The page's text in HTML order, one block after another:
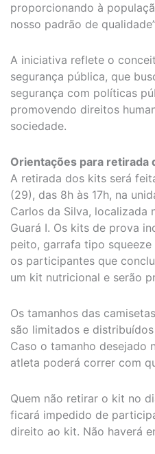
proporcionando à
nosso padrão de
A iniciativa reflete o
segurança pública, que
segurança com políticas
promovendo direitos
sociedade.
Orientações para retirada
A retirada dos kits será
(29), das 8h às 17h, na
Carlos da Silva, localizada
Guará I. Os kits de prova
peito, garrafa tipo squeeze
os participantes que
um kit nutricional e serão
Os tamanhos das
são limitados e
Caso o tamanho desejado
atleta poderá correr com
Quem não retirar o kit no
ficará impedido de
direito ao kit. Não haverá